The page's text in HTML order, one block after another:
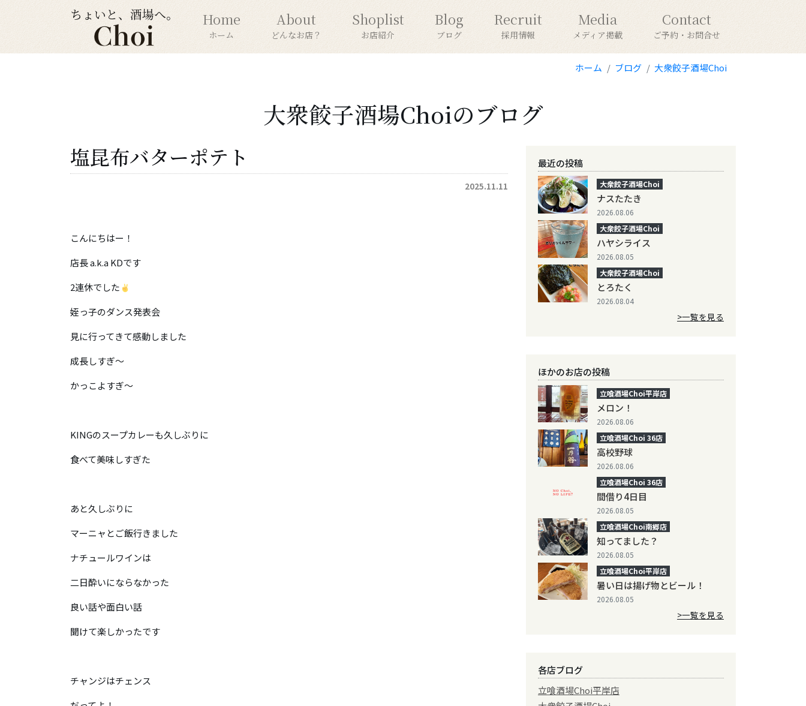
ちょいと、酒場へ。 Home
ホーム
About
どんなお店？
Shoplist
お店紹介
Blog
ブログ
Recruit
採用情報
Media
メディア掲載
Contact
ご予約・お問合せ
ホーム ブログ 大衆餃子酒場Choi
大衆餃子酒場Choiのブログ
塩昆布バターポテト
2025.11.11
こんにちはー！
店長 a.k.a KDです
2連休でした
姪っ子のダンス発表会
見に行ってきて感動しました
成長しすぎ〜
かっこよすぎ〜
KINGのスープカレーも久しぶりに
食べて美味しすぎた
あと久しぶりに
マーニャとご飯行きました
ナチュールワインは
二日酔いにならなかった
良い話や面白い話
聞けて楽しかったです
チャンジはチェンス
最近の投稿
大衆餃子酒場Choi
ナスたたき
2026.08.06
大衆餃子酒場Choi
ハヤシライス
2026.08.05
大衆餃子酒場Choi
とろたく
2026.08.04
>一覧を見る
ほかのお店の投稿
立喰酒場Choi平岸店
メロン！
2026.08.06
立喰酒場Choi 36店
高校野球
2026.08.06
立喰酒場Choi 36店
間借り4日目
2026.08.05
立喰酒場Choi南郷店
知ってました？
2026.08.05
立喰酒場Choi平岸店
暑い日は揚げ物とビール！
2026.08.05
>一覧を見る
各店ブログ
立喰酒場Choi平岸店